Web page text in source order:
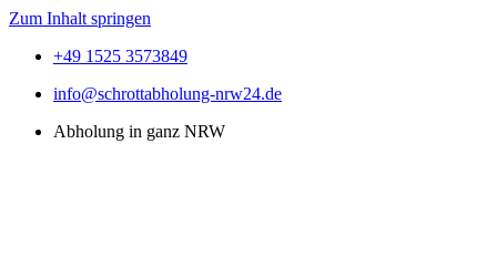
Zum Inhalt springen
+49 1525 3573849
info@schrottabholung-nrw24.de
Abholung in ganz NRW